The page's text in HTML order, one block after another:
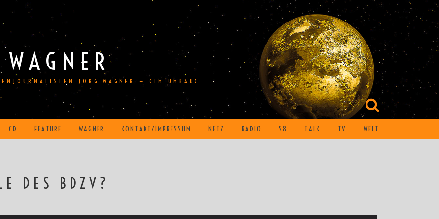
JÖRG WAGNER — (IM UMBAU)
CD FEATURE WAGNER KONTAKT/IMPRESSUM NETZ RADIO S8 TALK TV WELT
DES BDZV?